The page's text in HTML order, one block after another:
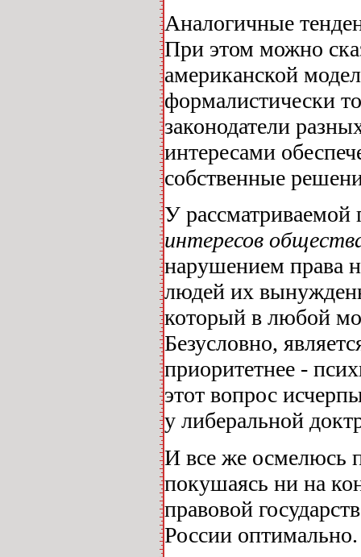
Аналогичные
При этом можно
американской
формалистически
законодатели
интересами
собственные
У рассматриваемой
интересов
нарушением права
людей их
который в любой
Безусловно,
приоритетнее -
этот вопрос
у либеральной
И все же осмелюсь
покушаясь ни на
правовой
России оптимально.